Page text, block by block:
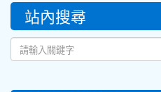
::: 站內搜尋